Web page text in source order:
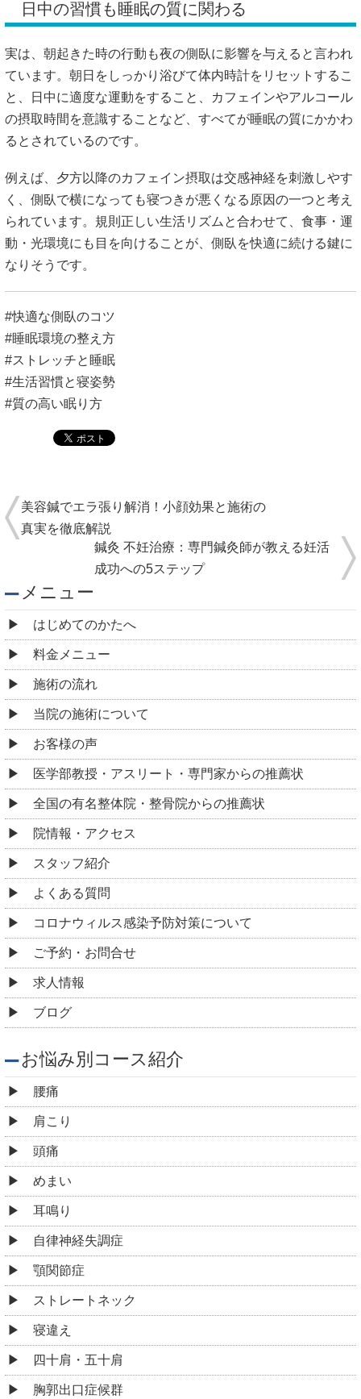
日中の習慣も睡眠の質に関わる
実は、朝起きた時の行動も夜の側臥に影響を与えると言われ
ています。朝日をしっかり浴びて体内時計をリセットするこ
と、日中に適度な運動をすること、カフェインやアルコール
の摂取時間を意識することなど、すべてが睡眠の質にかかわ
るとされているのです。
例えば、夕方以降のカフェイン摂取は交感神経を刺激しやす
く、側臥で横になっても寝つきが悪くなる原因の一つと考え
られています。規則正しい生活リズムと合わせて、食事・運
動・光環境にも目を向けることが、側臥を快適に続ける鍵に
なりそうです。
#快適な側臥のコツ
#睡眠環境の整え方
#ストレッチと睡眠
#生活習慣と寝姿勢
#質の高い眠り方
美容鍼でエラ張り解消！小顔効果と施術の
真実を徹底解説
鍼灸 不妊治療：専門鍼灸師が教える妊活
成功への5ステップ
メニュー
はじめてのかたへ
料金メニュー
施術の流れ
当院の施術について
お客様の声
医学部教授・アスリート・専門家からの推薦状
全国の有名整体院・整骨院からの推薦状
院情報・アクセス
スタッフ紹介
よくある質問
コロナウィルス感染予防対策について
ご予約・お問合せ
求人情報
ブログ
お悩み別コース紹介
腰痛
肩こり
頭痛
めまい
耳鳴り
自律神経失調症
顎関節症
ストレートネック
寝違え
四十肩・五十肩
胸郭出口症候群